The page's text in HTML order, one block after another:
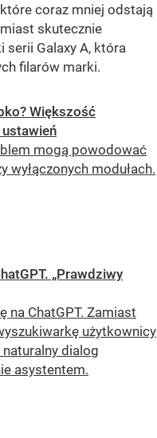
coraz mniej odstają
skutecznie
serii Galaxy A, która
filarów marki.
Większość
mogą powodować
wyłączonych modułach.
„Prawdziwy
na ChatGPT. Zamiast
użytkownicy
dialog
asystentem.